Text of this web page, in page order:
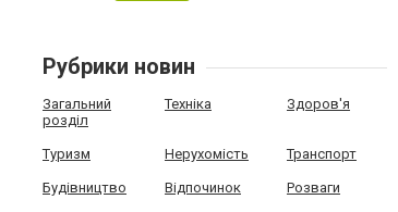
Рубрики новин
Загальний
розділ
Техніка Здоров'я
Туризм Нерухомість Транспорт
Будівництво Відпочинок Розваги